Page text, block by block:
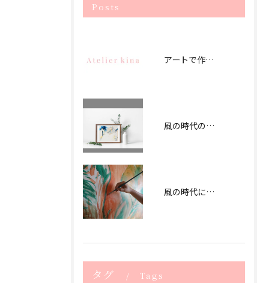
Posts
アートで作るストレスフリー空間
風の時代のアートでつなぐオフィス
風の時代に合うアートオフィス作り
タグ Tags